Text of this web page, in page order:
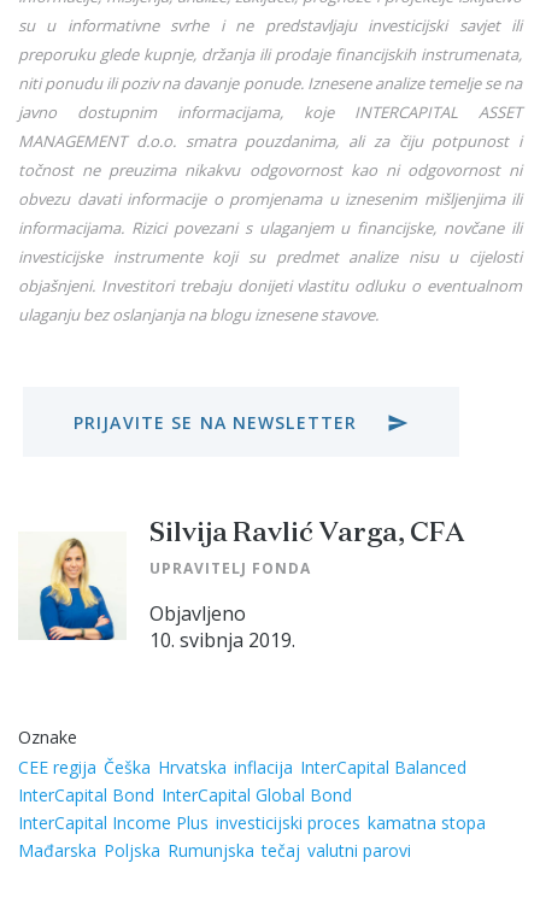
su u informativne svrhe i ne predstavljaju investicijski savjet ili
preporuku glede kupnje, držanja ili prodaje financijskih instrumenata,
niti ponudu ili poziv na davanje ponude. Iznesene analize temelje se na
javno dostupnim informacijama, koje INTERCAPITAL ASSET
MANAGEMENT d.o.o. smatra pouzdanima, ali za čiju potpunost i
točnost ne preuzima nikakvu odgovornost kao ni odgovornost ni
obvezu davati informacije o promjenama u iznesenim mišljenjima ili
informacijama. Rizici povezani s ulaganjem u financijske, novčane ili
investicijske instrumente koji su predmet analize nisu u cijelosti
objašnjeni. Investitori trebaju donijeti vlastitu odluku o eventualnom
ulaganju bez oslanjanja na blogu iznesene stavove.
PRIJAVITE SE NA NEWSLETTER send
Silvija Ravlić Varga, CFA
UPRAVITELJ FONDA
Objavljeno
10. svibnja 2019.
Oznake
CEE regija Češka Hrvatska inflacija InterCapital Balanced
InterCapital Bond InterCapital Global Bond
InterCapital Income Plus investicijski proces kamatna stopa
Mađarska Poljska Rumunjska tečaj valutni parovi